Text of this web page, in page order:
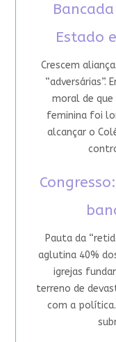
Estado
Crescem
“adversárias”.
moral de
feminina foi
alcançar o
Pauta da
aglutina 40%
igrejas
terreno de
com a